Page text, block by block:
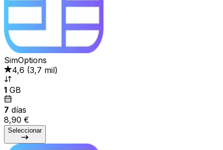
SimOptions
4,6 (3,7 mil)
1 GB
7 días
8,90 €
Seleccionar